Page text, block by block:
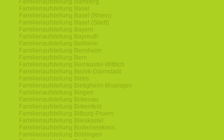
Familienaufstellung Bamberg
Familienaufstellung Basel
Familienaufstellung Basel (Rhein)
Familienaufstellung Basel (Stadt)
Familienaufstellung Bayern
Familienaufstellung Bayreuth
Familienaufstellung Bellheim
Familienaufstellung Bensheim
Familienaufstellung Bern
Familienaufstellung Bernkastel-Wittlich
Familienaufstellung Bezirk-Darmstadt
Familienaufstellung Biblis
Familienaufstellung Bietigheim-Bissingen
Familienaufstellung Bingen
Familienaufstellung Birkenau
Familienaufstellung Birkenfeld
Familienaufstellung Bitburg-Pruem
Familienaufstellung Blieskastel
Familienaufstellung Bodenseekreis
Familienaufstellung Böblingen